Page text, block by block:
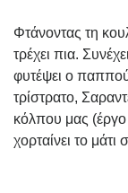
Φτάνοντας τη
τρέχει πια.
φυτέψει ο
τρίστρατο,
κόλπου μας
χορταίνει το μάτι